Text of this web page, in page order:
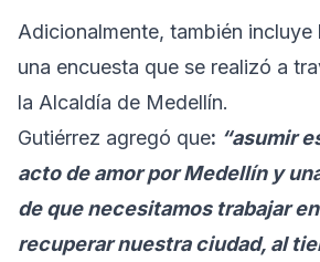
Adicionalmente, también incluye
una encuesta que se realizó a
la Alcaldía de Medellín.
Gutiérrez agregó que: “asumir
acto de amor por Medellín y
de que necesitamos trabajar
recuperar nuestra ciudad, al